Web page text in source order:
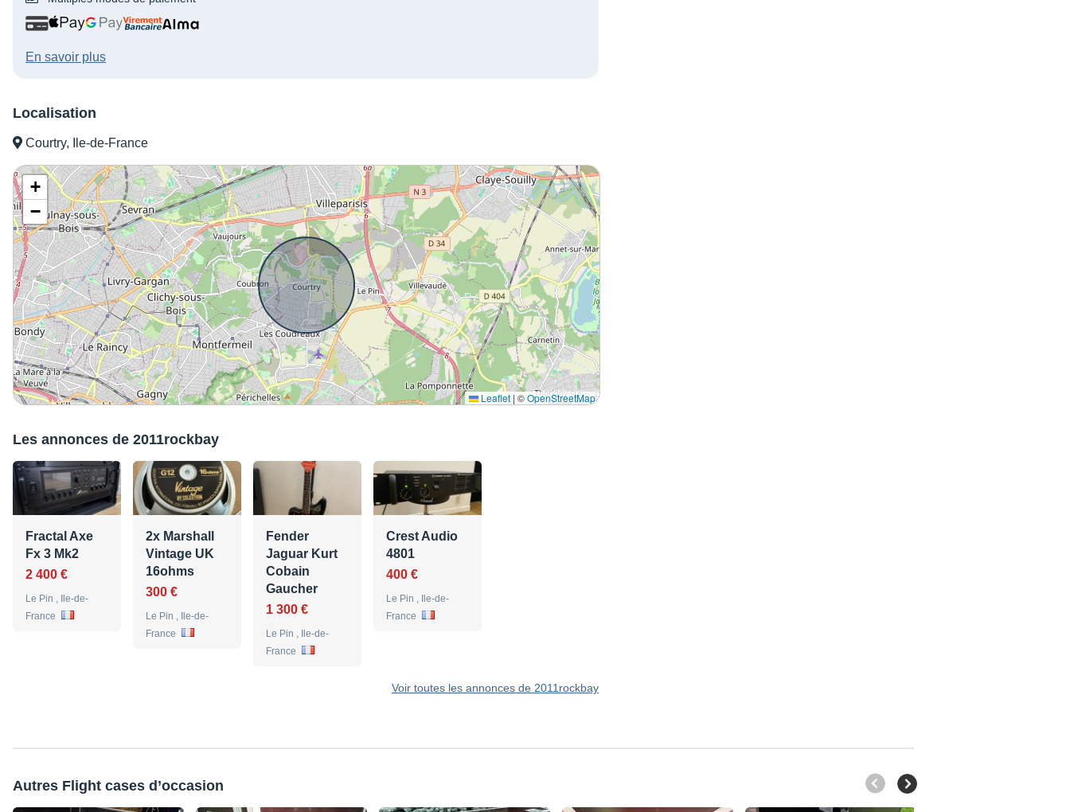
En savoir plus
Localisation
Courtry, Ile-de-France
+
−
Leaflet| ©OpenStreetMap
Les annonces de 2011rockbay
Fractal Axe
Fx 3 Mk2
2 400 €
Le Pin , Ile-de-
France
2x Marshall
Vintage UK
16ohms
300 €
Le Pin , Ile-de-
France
Fender
Jaguar Kurt
Cobain
Gaucher
1 300 €
Le Pin , Ile-de-
France
Crest Audio
4801
400 €
Le Pin , Ile-de-
France
Voir toutes les annonces de 2011rockbay
Autres Flight cases d’occasion